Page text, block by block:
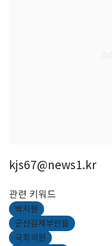
kjs67@news1.kr
관련 키워드
박지원
군산김제부안을
국회의원